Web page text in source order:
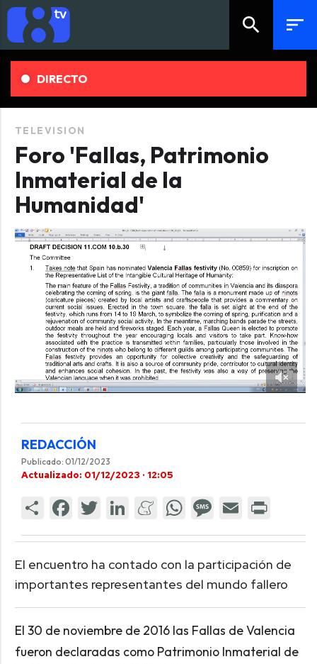
search sort
DIRECTO
TELEVISION
Foro 'Fallas, Patrimonio
Inmaterial de la
Humanidad'
REDACCIÓN
Publicado: 01/12/2023
Actualizado: 01/12/2023 · 12:05
El encuentro ha contado con la participación de
importantes representantes del mundo fallero
El 30 de noviembre de 2016 las Fallas de Valencia
fueron declaradas como Patrimonio Inmaterial de